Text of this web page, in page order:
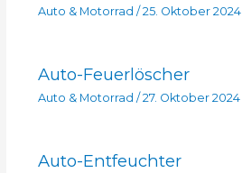
Auto & Motorrad / 25. Oktober 2024
Auto-Feuerlöscher
Auto & Motorrad /27. Oktober 2024
Auto-Entfeuchter